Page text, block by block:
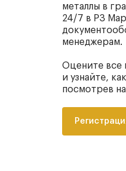
металлы в
24/7 в РЗ
менеджерам.
Оцените все
и узнайте,
посмотрев